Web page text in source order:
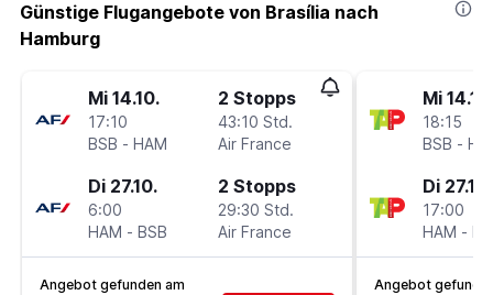
Günstige Flugangebote von Brasília nach
Hamburg
Mi 14.10.
17:10
BSB - HAM
2 Stopps
43:10 Std.
Air France
Di 27.10.
6:00
HAM - BSB
2 Stopps
29:30 Std.
Air France
Angebot gefunden am
Mi 14.10.
18:15
BSB -
Di 27.10.
17:00
HAM -
Angebot